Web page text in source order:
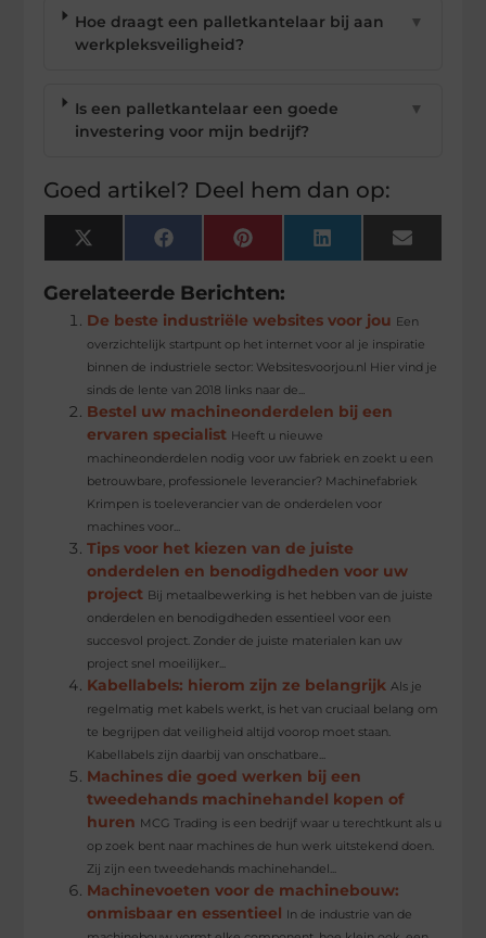
Hoe draagt een palletkantelaar bij aan
werkpleksveiligheid?
▼
Is een palletkantelaar een goede
investering voor mijn bedrijf?
▼
Goed artikel? Deel hem dan op:
X
(Twitter)
FacebookPinterest LinkedIn Email
Gerelateerde Berichten:
De beste industriële websites voor jou Een
overzichtelijk startpunt op het internet voor al je inspiratie
binnen de industriele sector: Websitesvoorjou.nl Hier vind je
sinds de lente van 2018 links naar de...
Bestel uw machineonderdelen bij een
ervaren specialist Heeft u nieuwe
machineonderdelen nodig voor uw fabriek en zoekt u een
betrouwbare, professionele leverancier? Machinefabriek
Krimpen is toeleverancier van de onderdelen voor
machines voor...
Tips voor het kiezen van de juiste
onderdelen en benodigdheden voor uw
project Bij metaalbewerking is het hebben van de juiste
onderdelen en benodigdheden essentieel voor een
succesvol project. Zonder de juiste materialen kan uw
project snel moeilijker...
Kabellabels: hierom zijn ze belangrijk Als je
regelmatig met kabels werkt, is het van cruciaal belang om
te begrijpen dat veiligheid altijd voorop moet staan.
Kabellabels zijn daarbij van onschatbare...
Machines die goed werken bij een
tweedehands machinehandel kopen of
huren MCG Trading is een bedrijf waar u terechtkunt als u
op zoek bent naar machines de hun werk uitstekend doen.
Zij zijn een tweedehands machinehandel...
Machinevoeten voor de machinebouw:
onmisbaar en essentieel In de industrie van de